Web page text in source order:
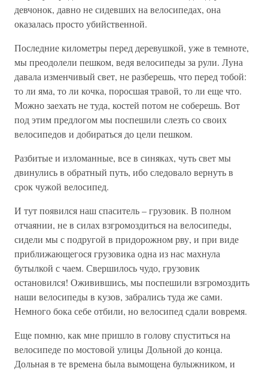
девчонок, давно не сидевших на велосипедах, она
оказалась просто убийственной.
Последние километры перед деревушкой, уже в темноте,
мы преодолели пешком, ведя велосипеды за рули. Луна
давала изменчивый свет, не разберешь, что перед тобой:
то ли яма, то ли кочка, поросшая травой, то ли еще что.
Можно заехать не туда, костей потом не соберешь. Вот
под этим предлогом мы поспешили слезть со своих
велосипедов и добираться до цели пешком.
Разбитые и изломанные, все в синяках, чуть свет мы
двинулись в обратный путь, ибо следовало вернуть в
срок чужой велосипед.
И тут появился наш спаситель – грузовик. В полном
отчаянии, не в силах взгромоздиться на велосипеды,
сидели мы с подругой в придорожном рву, и при виде
приближающегося грузовика одна из нас махнула
бутылкой с чаем. Свершилось чудо, грузовик
остановился! Оживившись, мы поспешили взгромоздить
наши велосипеды в кузов, забрались туда же сами.
Немного бока себе отбили, но велосипед сдали вовремя.
Еще помню, как мне пришло в голову спуститься на
велосипеде по мостовой улицы Дольной до конца.
Дольная в те времена была вымощена булыжником, и